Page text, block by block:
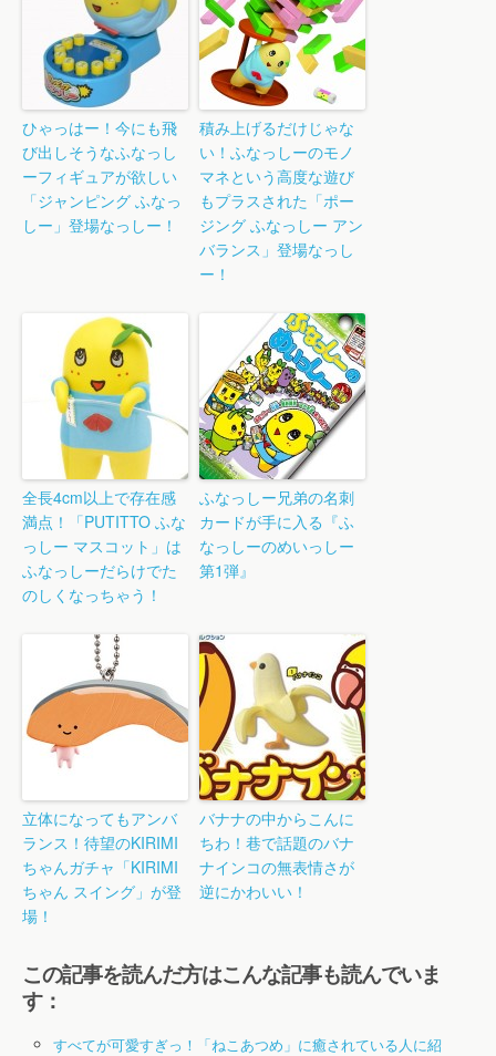
ひゃっはー！今にも飛
び出しそうなふなっし
ーフィギュアが欲しい
「ジャンピング ふなっ
しー」登場なっしー！
積み上げるだけじゃな
い！ふなっしーのモノ
マネという高度な遊び
もプラスされた「ポー
ジング ふなっしー アン
バランス」登場なっし
ー！
全長4cm以上で存在感
満点！「PUTITTO ふな
っしー マスコット」は
ふなっしーだらけでた
のしくなっちゃう！
ふなっしー兄弟の名刺
カードが手に入る『ふ
なっしーのめいっしー
第1弾』
立体になってもアンバ
ランス！待望のKIRIMI
ちゃんガチャ「KIRIMI
ちゃん スイング」が登
場！
バナナの中からこんに
ちわ！巷で話題のバナ
ナインコの無表情さが
逆にかわいい！
この記事を読んだ方はこんな記事も読んでいま
す：
すべてが可愛すぎっ！「ねこあつめ」に癒されている人に紹